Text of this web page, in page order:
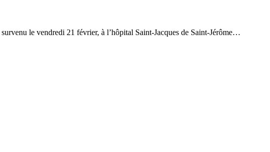
le vendredi 21 février, à l’hôpital Saint-Jacques de Saint-Jérôme…